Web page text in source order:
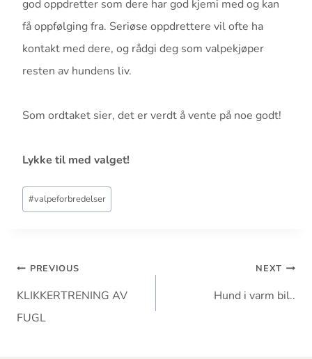
god oppdretter som dere har god kjemi med og kan
få oppfølging fra. Seriøse oppdrettere vil ofte ha
kontakt med dere, og rådgi deg som valpekjøper
resten av hundens liv.
Som ordtaket sier, det er verdt å vente på noe godt!
Lykke til med valget!
Post
Tags:
#valpeforbredelser
Innleggsnavigasjon
PREVIOUS
KLIKKERTRENING AV
FUGL
NEXT
Hund i varm bil..